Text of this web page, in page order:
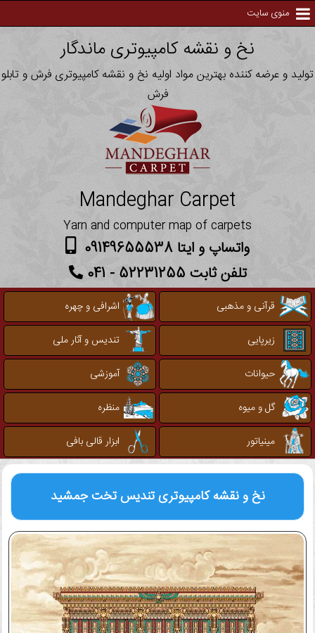
منوی سایت
نخ و نقشه کامپیوتری ماندگار
تولید و عرضه کننده بهترین مواد اولیه نخ و نقشه کامپیوتری فرش و تابلو
فرش
Mandeghar Carpet
Yarn and computer map of carpets
واتساپ و ایتا 09149655538
تلفن ثابت 52231255 - 041
قرآنی و مذهبی
اشرافی و چهره
زیرپایی
تندیس و آثار ملی
حیوانات
آموزشی
گل و میوه
منظره
مینیاتور
ابزار قالی بافی
نخ و نقشه کامپیوتریتندیس تخت جمشید